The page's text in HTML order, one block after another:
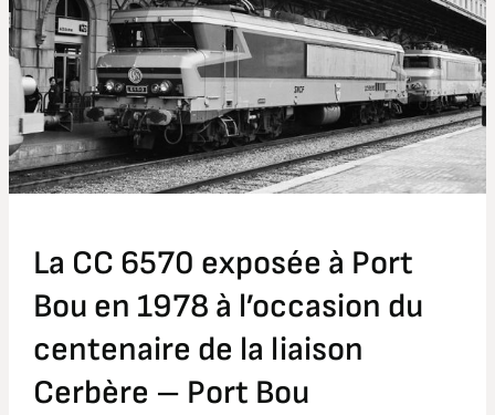
La CC 6570 exposée à Port
Bou en 1978 à l’occasion du
centenaire de la liaison
Cerbère – Port Bou
à
Port
Bou
en
1978
à
l’occasion
de
la
liaison
Cerbère
Port